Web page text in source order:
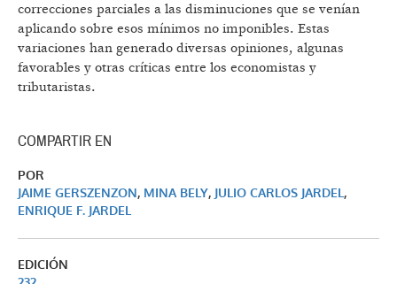
correcciones parciales a las disminuciones que se venían
aplicando sobre esos mínimos no imponibles. Estas
variaciones han generado diversas opiniones, algunas
favorables y otras críticas entre los economistas y
tributaristas.
COMPARTIR EN
POR
JAIME GERSZENZON, MINA BELY, JULIO CARLOS JARDEL,
ENRIQUE F. JARDEL
EDICIÓN